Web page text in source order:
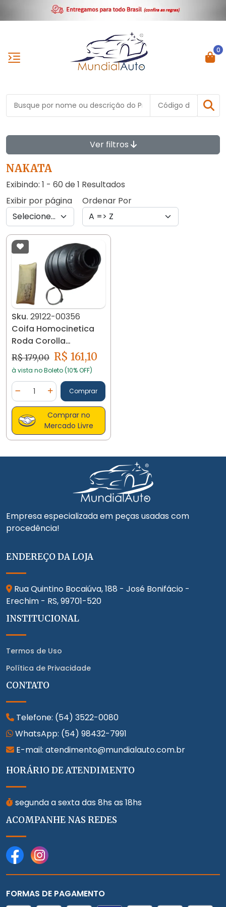
0
Ver filtros
NAKATA
Exibindo: 1 - 60 de 1 Resultados
Exibir por página
Ordenar Por
Sku. 29122-00356
Coifa Homocinetica
Roda Corolla
2003/2007 29122-
00356
R$ 179,00 R$ 161,10
à vista no Boleto (10% OFF)
Diminuir Quantidade
Quantidade
Adicionar Quantidade
Comprar
Comprar no
Mercado Livre
Empresa especializada em peças usadas com
procedência!
ENDEREÇO DA LOJA
Rua Quintino Bocaiúva, 188 - José Bonifácio -
Erechim - RS,99701-520
INSTITUCIONAL
Termos de Uso
Política de Privacidade
CONTATO
Telefone: (54) 3522-0080
WhatsApp: (54) 98432-7991
E-mail: atendimento@mundialauto.com.br
HORÁRIO DE ATENDIMENTO
segunda a sexta das 8hs as 18hs
ACOMPANHE NAS REDES
FORMAS DE PAGAMENTO